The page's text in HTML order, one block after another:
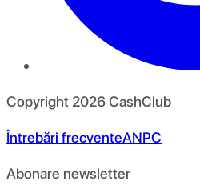
Copyright 2026CashClub
Întrebări frecventeANPC
Abonare newsletter